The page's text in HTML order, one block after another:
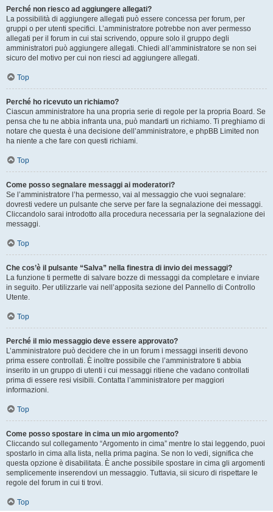
Perché non riesco ad aggiungere allegati?
La possibilità di aggiungere allegati può essere concessa per forum, per
gruppi o per utenti specifici. L’amministratore potrebbe non aver permesso
allegati per il forum in cui stai scrivendo, oppure solo il gruppo degli
amministratori può aggiungere allegati. Chiedi all’amministratore se non sei
sicuro del motivo per cui non riesci ad aggiungere allegati.
Top
Perché ho ricevuto un richiamo?
Ciascun amministratore ha una propria serie di regole per la propria Board. Se
pensa che tu ne abbia infranta una, può mandarti un richiamo. Ti preghiamo di
notare che questa è una decisione dell’amministratore, e phpBB Limited non
ha niente a che fare con questi richiami.
Top
Come posso segnalare messaggi ai moderatori?
Se l’amministratore l’ha permesso, vai al messaggio che vuoi segnalare:
dovresti vedere un pulsante che serve per fare la segnalazione dei messaggi.
Cliccandolo sarai introdotto alla procedura necessaria per la segnalazione dei
messaggi.
Top
Che cos’è il pulsante “Salva” nella finestra di invio dei messaggi?
La funzione ti permette di salvare bozze di messaggi da completare e inviare
in seguito. Per utilizzarle vai nell’apposita sezione del Pannello di Controllo
Utente.
Top
Perché il mio messaggio deve essere approvato?
L’amministratore può decidere che in un forum i messaggi inseriti devono
prima essere controllati. È inoltre possibile che l’amministratore ti abbia
inserito in un gruppo di utenti i cui messaggi ritiene che vadano controllati
prima di essere resi visibili. Contatta l’amministratore per maggiori
informazioni.
Top
Come posso spostare in cima un mio argomento?
Cliccando sul collegamento “Argomento in cima” mentre lo stai leggendo, puoi
spostarlo in cima alla lista, nella prima pagina. Se non lo vedi, significa che
questa opzione è disabilitata. È anche possibile spostare in cima gli argomenti
semplicemente inserendovi un messaggio. Tuttavia, sii sicuro di rispettare le
regole del forum in cui ti trovi.
Top